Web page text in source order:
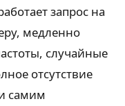
запрос на
медленно
случайные
отсутствие
самим